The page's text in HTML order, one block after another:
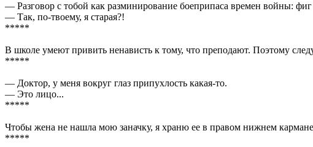
— Разговор с тобой как разминирование бое­припаса времен войны:
— Так, по-твоему, я старая?!
*****
В школе умеют привить ненависть к тому, что преподают. Поэтому
*****
— Доктор, у меня вокруг глаз припухлость какая-то.
— Это лицо...
*****
Чтобы жена не нашла мою заначку, я храню ее в правом нижнем кармане
*****